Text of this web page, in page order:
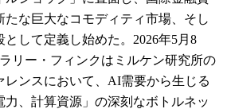
な巨大なコモディティ市場、そし
して定義し始めた。2026年5月8
リー・フィンクはミルケン研究所の
レンスにおいて、AI需要から生じる
力、計算資源」の深刻なボトルネッ